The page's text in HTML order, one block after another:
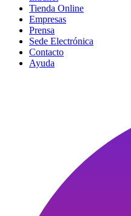
Tienda Online
Empresas
Prensa
Sede Electrónica
Contacto
Ayuda